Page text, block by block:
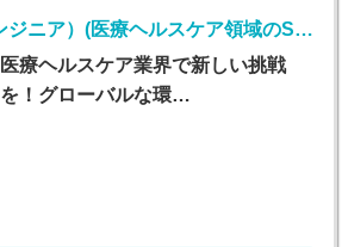
SE（システムエンジニア）(医療ヘルスケア領域のSE/随時入社/正社員)
医療ヘルスケア業界で新しい挑戦
を！グローバルな環…